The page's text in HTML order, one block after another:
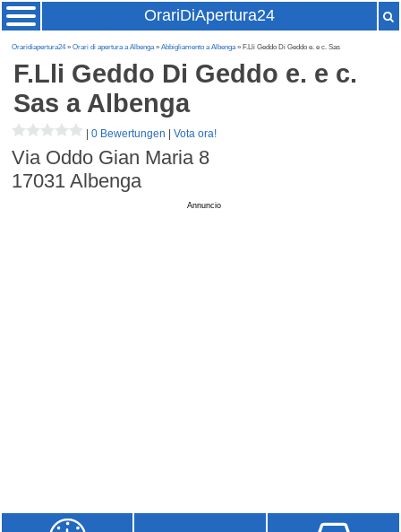
OrariDiApertura24
Oraridiapertura24»Orari di apertura a Albenga»Abbigliamento a Albenga» F.Lli Geddo Di Geddo e. e c. Sas
F.Lli Geddo Di Geddo e. e c.
Sas a Albenga
|0 Bewertungen |Vota ora!
Via Oddo Gian Maria 8
17031 Albenga
Annuncio